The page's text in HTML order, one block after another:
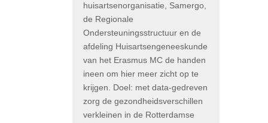
huisartsenorganisatie, Samergo,
de Regionale
Ondersteuningsstructuur en de
afdeling Huisartsengeneeskunde
van het Erasmus MC de handen
ineen om hier meer zicht op te
krijgen. Doel: met data-gedreven
zorg de gezondheidsverschillen
verkleinen in de Rotterdamse